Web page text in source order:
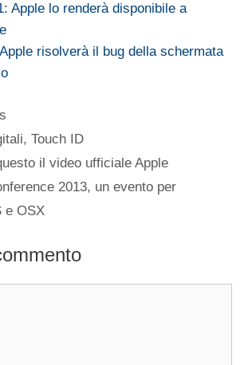
Apple lo renderà disponibile a
risolverà il bug della schermata
,Touch ID
il video ufficiale Apple
2013, un evento per
e OSX